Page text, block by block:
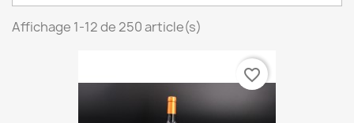
Affichage 1-12 de 250 article(s)
favorite_border